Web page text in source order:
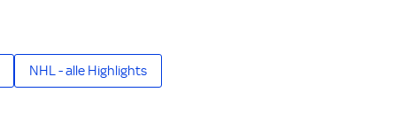
NHL - alle Highlights